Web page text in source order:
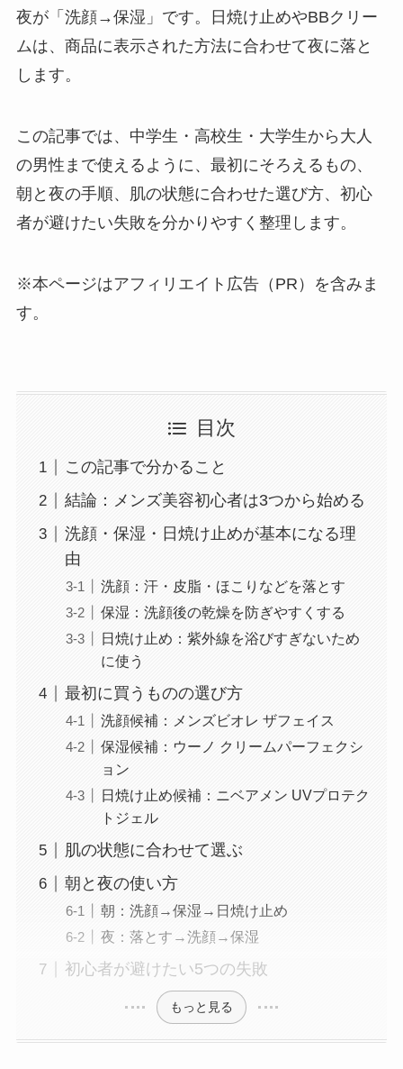
夜が「洗顔→保湿」です。日焼け止めやBBクリー
ムは、商品に表示された方法に合わせて夜に落と
します。
この記事では、中学生・高校生・大学生から大人
の男性まで使えるように、最初にそろえるもの、
朝と夜の手順、肌の状態に合わせた選び方、初心
者が避けたい失敗を分かりやすく整理します。
※本ページはアフィリエイト広告（PR）を含みま
す。
目次
この記事で分かること
結論：メンズ美容初心者は3つから始める
洗顔・保湿・日焼け止めが基本になる理
由
洗顔：汗・皮脂・ほこりなどを落とす
保湿：洗顔後の乾燥を防ぎやすくする
日焼け止め：紫外線を浴びすぎないため
に使う
最初に買うものの選び方
洗顔候補：メンズビオレ ザフェイス
保湿候補：ウーノ クリームパーフェクシ
ョン
日焼け止め候補：ニベアメン UVプロテク
トジェル
肌の状態に合わせて選ぶ
朝と夜の使い方
朝：洗顔→保湿→日焼け止め
夜：落とす→洗顔→保湿
初心者が避けたい5つの失敗
もっと見る